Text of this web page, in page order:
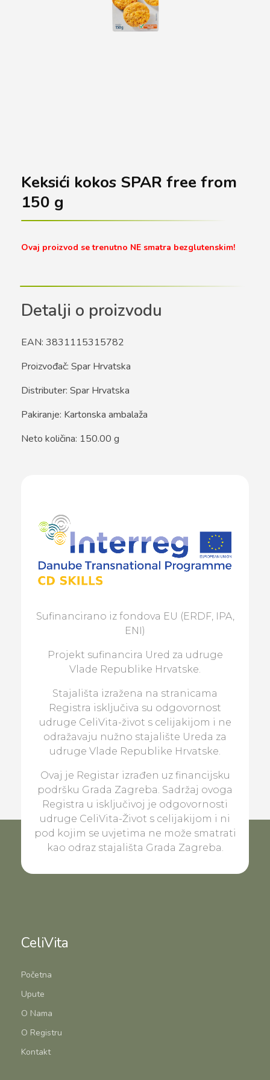
Keksići kokos SPAR free from
150 g
Ovaj proizvod se trenutno NE smatra bezglutenskim!
Detalji o proizvodu
EAN: 3831115315782
Proizvođač: Spar Hrvatska
Distributer: Spar Hrvatska
Pakiranje: Kartonska ambalaža
Neto količina: 150.00 g
Sufinancirano iz fondova EU (ERDF, IPA,
ENI)
Projekt sufinancira Ured za udruge
Vlade Republike Hrvatske.
Stajališta izražena na stranicama
Registra isključiva su odgovornost
udruge CeliVita-život s celijakijom i ne
odražavaju nužno stajalište Ureda za
udruge Vlade Republike Hrvatske.
Ovaj je Registar izrađen uz financijsku
podršku Grada Zagreba. Sadržaj ovoga
Registra u isključivoj je odgovornosti
udruge CeliVita-Život s celijakijom i ni
pod kojim se uvjetima ne može smatrati
kao odraz stajališta Grada Zagreba.
CeliVita
Početna
Upute
O Nama
O Registru
Kontakt